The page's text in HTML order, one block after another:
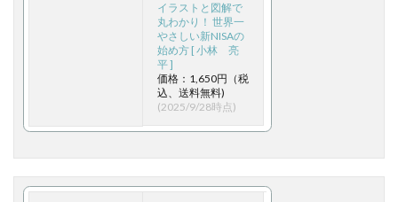
イラストと図解で
丸わかり！ 世界一
やさしい新NISAの
始め方 [ 小林 亮
平 ]
価格：1,650円（税
込、送料無料)
(2025/9/28時点)